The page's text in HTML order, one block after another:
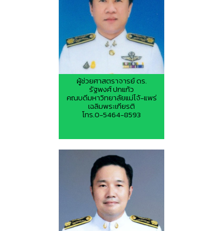
ผู้ช่วยศาสตราจารย์ ดร.
รัฐพงศ์ ปกแก้ว
คณบดีมหาวิทยาลัยแม่โจ้-แพร่
เฉลิมพระเกียรติ
โทร.0-5464-8593